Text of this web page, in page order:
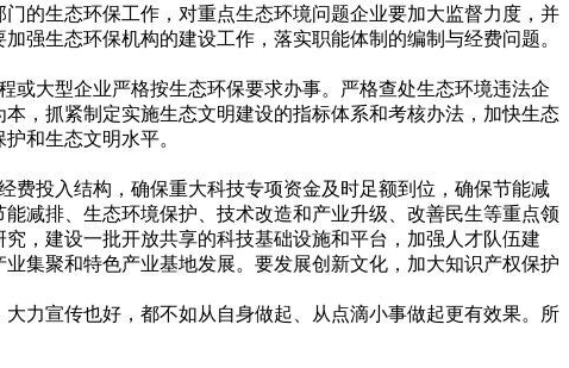
的生态环保工作，对重点生态环境问题企业要加大监督力度，并
强生态环保机构的建设工作，落实职能体制的编制与经费问题。
大型企业严格按生态环保要求办事。严格查处生态环境违法企
，抓紧制定实施生态文明建设的指标体系和考核办法，加快生态
和生态文明水平。
投入结构，确保重大科技专项资金及时足额到位，确保节能减
减排、生态环境保护、技术改造和产业升级、改善民生等重点领
，建设一批开放共享的科技基础设施和平台，加强人才队伍建
集聚和特色产业基地发展。要发展创新文化，加大知识产权保护
力宣传也好，都不如从自身做起、从点滴小事做起更有效果。所